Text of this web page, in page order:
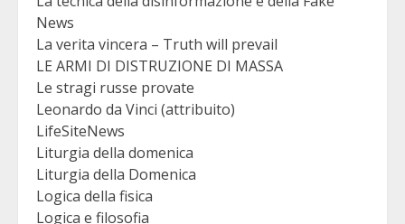
News
La verita vincera – Truth will prevail
LE ARMI DI DISTRUZIONE DI MASSA
Le stragi russe provate
Leonardo da Vinci (attribuito)
LifeSiteNews
Liturgia della domenica
Liturgia della Domenica
Logica della fisica
Logica e filosofia